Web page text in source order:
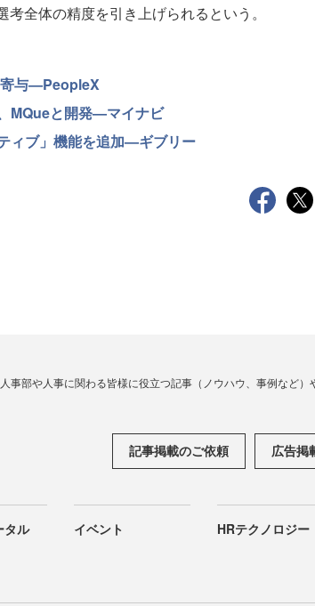
全体の精度を引き上げられるという。
寄与—PeopleX
MQueと開発—マイナビ
ィブ」機能を追加—ギブリー
部や人事に関わる皆様に役立つ記事（ノウハウ、事例など）
記事掲載のご依頼 広告掲
タル イベント HRテクノロジー